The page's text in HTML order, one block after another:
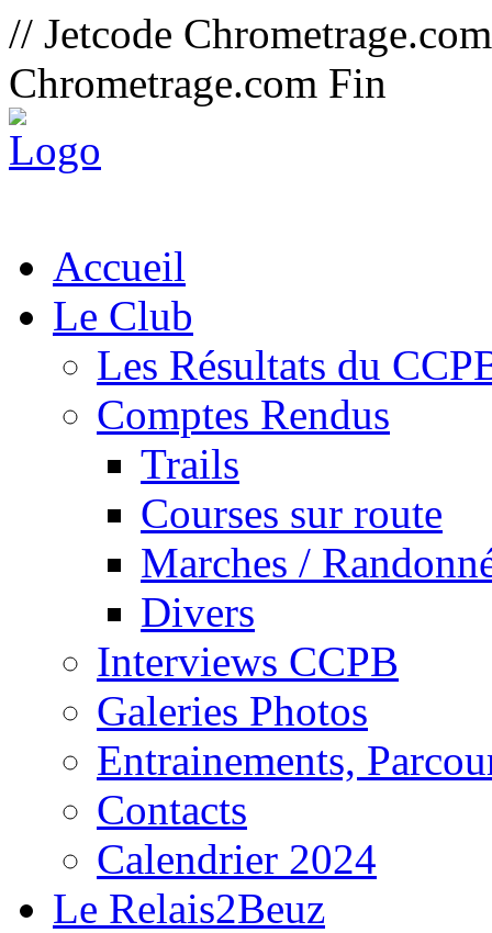
// Jetcode
Chrometrage.com Fin
Accueil
Le Club
Les Résultats du
Comptes Rendus
Trails
Courses sur route
Marches /
Divers
Interviews CCPB
Galeries Photos
Entrainements,
Contacts
Calendrier 2024
Le Relais2Beuz